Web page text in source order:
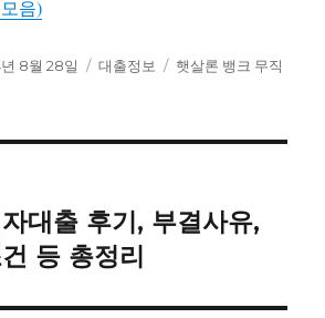
음)
8월 28일
카
대출정보
태
햇살론 뱅크 무직
대출 후기, 부결사유,
등 총정리